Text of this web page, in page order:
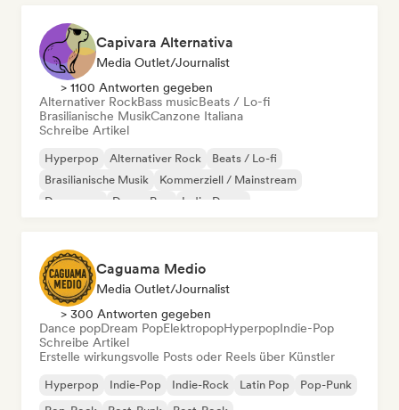
Capivara Alternativa
Media Outlet/Journalist
> 1100 Antworten gegeben
Alternativer RockBass musicBeats / Lo-fi
Brasilianische MusikCanzone Italiana
Schreibe Artikel
Hyperpop Alternativer Rock
Beats / Lo-fi
Brasilianische Musik
Kommerziell / Mainstream
Dance pop
Dream Pop Indie-Dance
Caguama Medio
Media Outlet/Journalist
> 300 Antworten gegeben
Dance popDream PopElektropopHyperpopIndie-Pop
Schreibe Artikel
Erstelle wirkungsvolle Posts oder Reels über Künstler
Hyperpop Indie-Pop Indie-Rock Latin Pop
Pop-Punk